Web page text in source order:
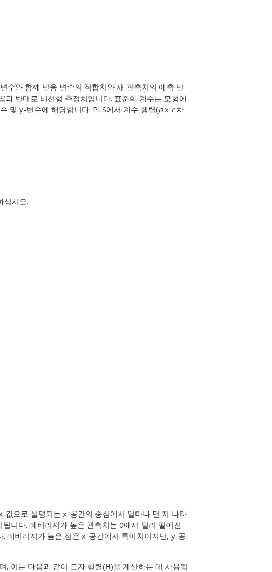
수와 함께 반응 변수의 적합치와 새 관측치의 예측 반
반대로 비선형 추정치입니다. 표준화 계수는 모형에
및 y-변수에 해당합니다. PLS에서 계수 행렬(px r차
십시오.
으로 설명되는 x-공간의 중심에서 얼마나 먼 지 나타
니다. 레버리지가 높은 관측치는 0에서 멀리 떨어진
레버리지가 높은 점은 x-공간에서 특이치이지만, y-공
, 이는 다음과 같이 모자 행렬(H)을 계산하는 데 사용됩